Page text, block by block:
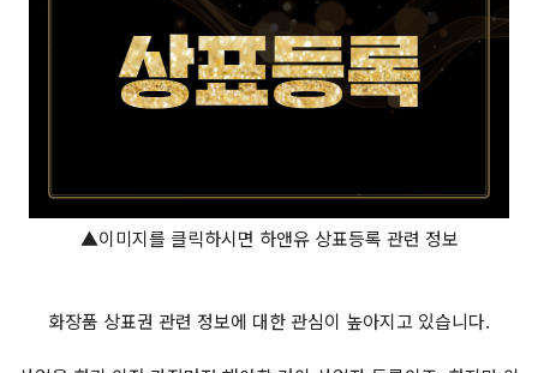
▲이미지를 클릭하시면 하앤유 상표등록 관련 정보
화장품 상표권 관련 정보에 대한 관심이 높아지고 있습니다.